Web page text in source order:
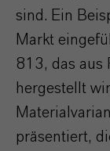
sind. Ein
Markt
813, das aus
hergestellt
präsentiert,